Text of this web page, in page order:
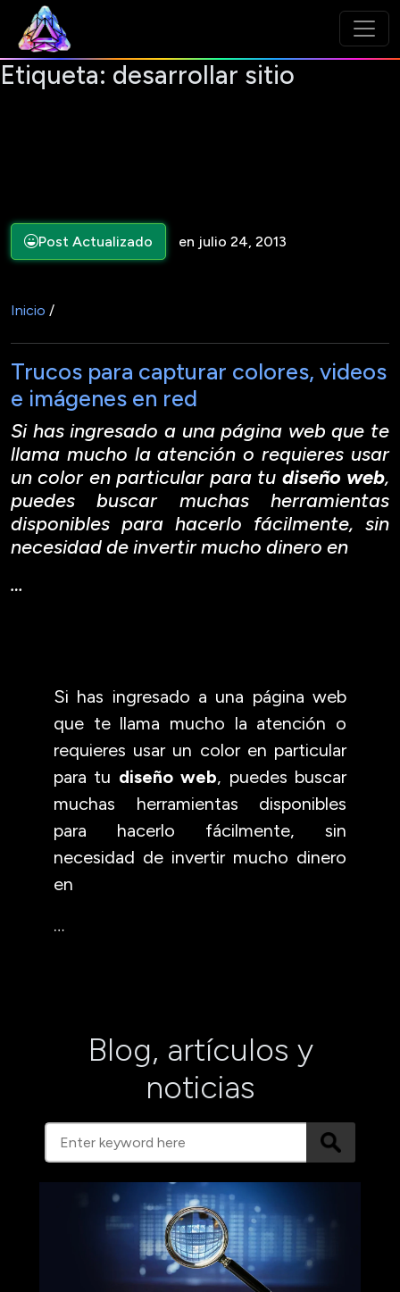
Etiqueta: desarrollar sitio
Post Actualizado en julio 24, 2013
Inicio /
Trucos para capturar colores, videos
e imágenes en red
Si has ingresado a una página web que te
llama mucho la atención o requieres usar
un color en particular para tu diseño web,
puedes buscar muchas herramientas
disponibles para hacerlo fácilmente, sin
necesidad de invertir mucho dinero en
…
Si has ingresado a una página web
que te llama mucho la atención o
requieres usar un color en particular
para tu diseño web, puedes buscar
muchas herramientas disponibles
para hacerlo fácilmente, sin
necesidad de invertir mucho dinero
en
…
Blog, artículos y
noticias